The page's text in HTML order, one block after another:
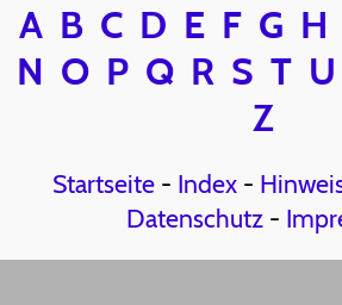
A B C D E F G H
N O P Q R S T U
Z
Startseite- Index-
Datenschutz -